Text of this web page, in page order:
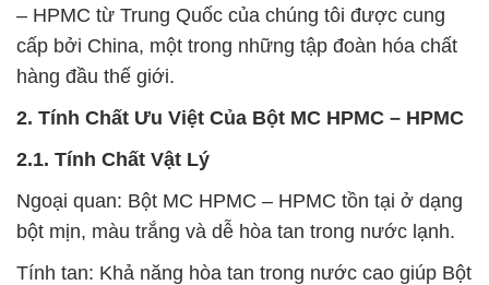
– HPMC từ Trung Quốc của chúng tôi được cung
cấp bởi China, một trong những tập đoàn hóa chất
hàng đầu thế giới.
2. Tính Chất Ưu Việt Của Bột MC HPMC – HPMC
2.1. Tính Chất Vật Lý
Ngoại quan: Bột MC HPMC – HPMC tồn tại ở dạng
bột mịn, màu trắng và dễ hòa tan trong nước lạnh.
Tính tan: Khả năng hòa tan trong nước cao giúp Bột